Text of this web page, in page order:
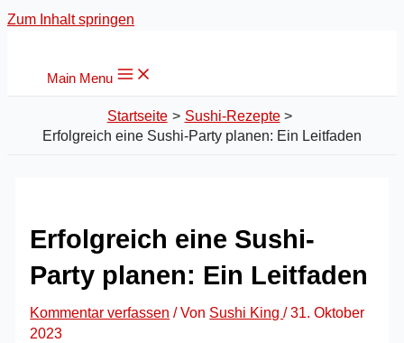
Zum Inhalt springen
Main Menu
Startseite
Sushi-Rezepte
Erfolgreich eine Sushi-Party planen: Ein Leitfaden
Erfolgreich eine Sushi-
Party planen: Ein Leitfaden
Kommentar verfassen / Von Sushi King/31. Oktober
2023